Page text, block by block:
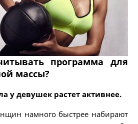
программа для
массы?
у девушек растет активнее.
намного быстрее набирают